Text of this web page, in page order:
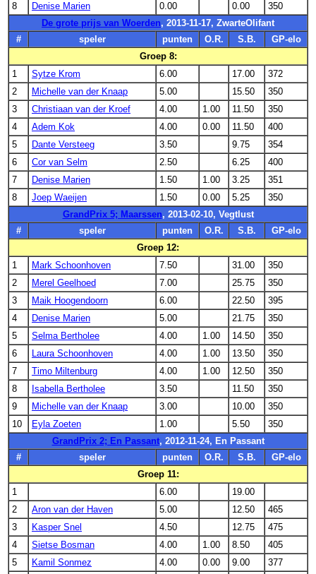
8
Denise Marien 0.00 0.00
350
De grote prijs van Woerden, 2013-11-17, ZwarteOlifant
#
speler punten O.R. S.B.
GP-elo
Groep 8:
1
Sytze Krom 6.00 17.00
372
2
Michelle van der Knaap 5.00 15.50
350
3
Christiaan van der Kroef 4.00 1.00 11.50
350
4
Adem Kok 4.00 0.00 11.50
400
5
Dante Versteeg 3.50 9.75
354
6
Cor van Selm 2.50 6.25
400
7
Denise Marien 1.50 1.00 3.25
351
8
Joep Waeijen 1.50 0.00 5.25
350
GrandPrix 5; Maarssen, 2013-02-10, Vegtlust
#
speler punten O.R. S.B.
GP-elo
Groep 12:
1
Mark Schoonhoven 7.50 31.00
350
2
Merel Geelhoed 7.00 25.75
350
3
Maik Hoogendoorn 6.00 22.50
395
4
Denise Marien 5.00 21.75
350
5
Selma Bertholee 4.00 1.00 14.50
350
6
Laura Schoonhoven 4.00 1.00 13.50
350
7
Timo Miltenburg 4.00 1.00 12.50
350
8
Isabella Bertholee 3.50 11.50
350
9
Michelle van der Knaap 3.00 10.00
350
10
Eyla Zoeten 1.00 5.50
350
GrandPrix 2; En Passant, 2012-11-24, En Passant
#
speler punten O.R. S.B.
GP-elo
Groep 11:
1
6.00
19.00
2
Aron van der Haven 5.00 12.50
465
3
Kasper Snel 4.50 12.75
475
4
Sietse Bosman 4.00 1.00 8.50
405
5
Kamil Sonmez 4.00 0.00 9.00
377